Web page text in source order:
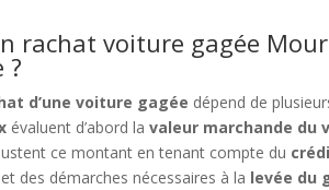
rachat voiture gagée
?
d’une voiture gagée dépend de
évaluent d’abord lavaleur marchande du
ce montant en tenant compte du
des démarches nécessaires à la levée du